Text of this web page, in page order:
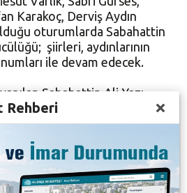
Karakoç, Derviş Aydın
olduğu oturumlarda Sabahattin
şiirleri, aydınlarının
ile devam edecek.
Sabahattin Ali Yazı
Hakan Akdoğan’ın, atölye
Kapağı Tasarım Yarışması
Aslan Akgün ile yarışma
ve öğrencilerin izlenimlerini
oturumda da Sabahattin Ali
konuşulacak.
Rehberi